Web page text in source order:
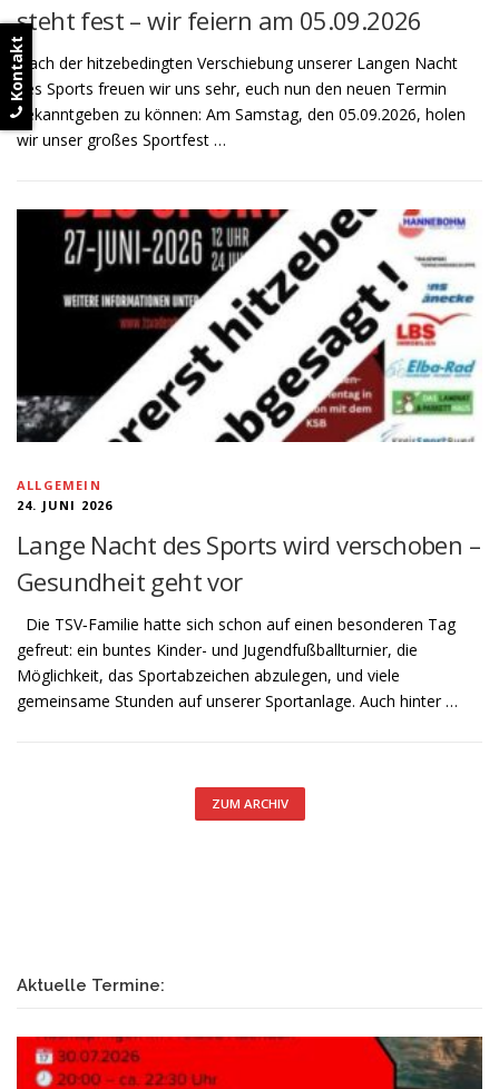
steht fest – wir feiern am 05.09.2026
Nach der hitzebedingten Verschiebung unserer Langen Nacht
des Sports freuen wir uns sehr, euch nun den neuen Termin
bekanntgeben zu können: Am Samstag, den 05.09.2026, holen
wir unser großes Sportfest …
ALLGEMEIN
24. JUNI 2026
Lange Nacht des Sports wird verschoben –
Gesundheit geht vor
Die TSV‑Familie hatte sich schon auf einen besonderen Tag
gefreut: ein buntes Kinder- und Jugendfußballturnier, die
Möglichkeit, das Sportabzeichen abzulegen, und viele
gemeinsame Stunden auf unserer Sportanlage. Auch hinter …
ZUM ARCHIV
Aktuelle Termine:
Kontakt